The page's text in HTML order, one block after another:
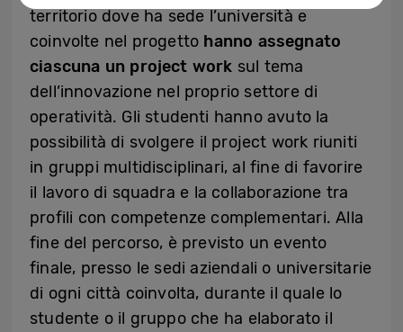
territorio dove ha sede l’università e
coinvolte nel progetto hanno assegnato
ciascuna un project work sul tema
dell’innovazione nel proprio settore di
operatività. Gli studenti hanno avuto la
possibilità di svolgere il project work riuniti
in gruppi multidisciplinari, al fine di favorire
il lavoro di squadra e la collaborazione tra
profili con competenze complementari. Alla
fine del percorso, è previsto un evento
finale, presso le sedi aziendali o universitarie
di ogni città coinvolta, durante il quale lo
studente o il gruppo che ha elaborato il